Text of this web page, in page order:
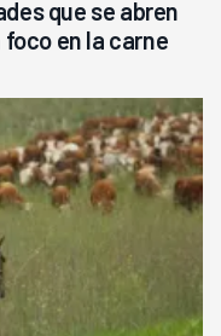
que se abren
en la carne